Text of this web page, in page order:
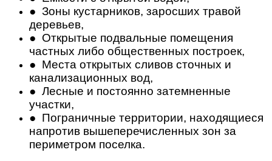
● Зоны кустарников, заросших травой
деревьев,
● Открытые подвальные помещения
частных либо общественных построек,
● Места открытых сливов сточных и
канализационных вод,
● Лесные и постоянно затемненные
участки,
● Пограничные территории, находящиеся
напротив вышеперечисленных зон за
периметром поселка.